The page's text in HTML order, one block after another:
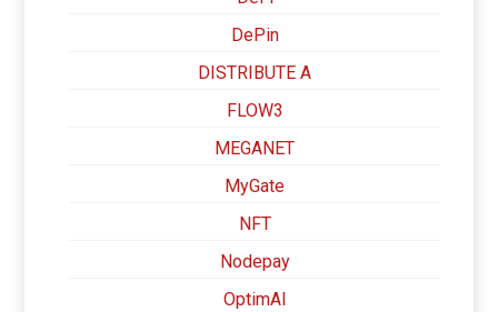
DePin
DISTRIBUTE A
FLOW3
MEGANET
MyGate
NFT
Nodepay
OptimAI